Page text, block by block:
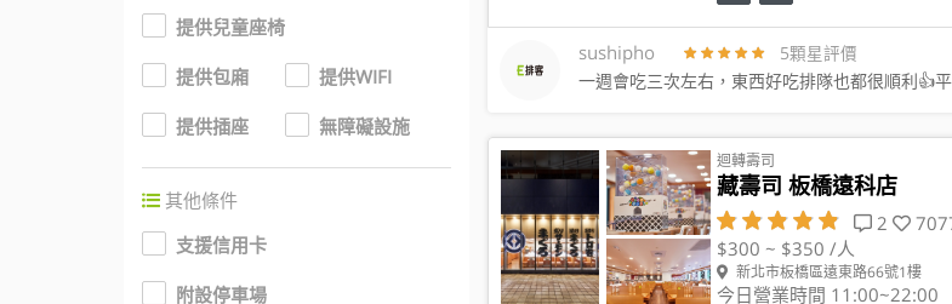
提供兒童座椅
提供包廂 提供WIFI
提供插座 無障礙設施
其他條件
支援信用卡
附設停車場
sushipho 5顆星評價
一週會吃三次左右，東西好吃排隊也都很順利👍
迴轉壽司
藏壽司 板橋遠科店
2
$300 ~ $350 /人
新北市板橋區遠東路66號1樓
今日營業時間 11:00~22:00